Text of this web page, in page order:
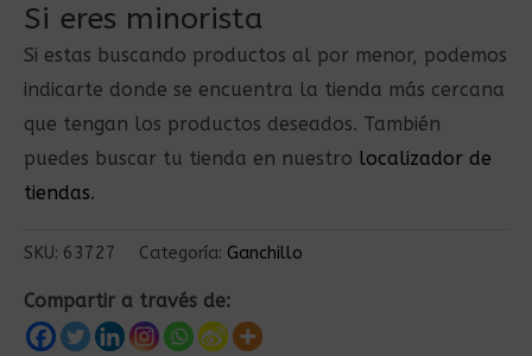
Si eres minorista
Si estas buscando productos al por menor, podemos
indicarte donde se encuentra la tienda más cercana
que tengan los productos deseados. También
puedes buscar tu tienda en nuestro localizador de
tiendas.
SKU: 63727 Categoría: Ganchillo
Compartir a través de: